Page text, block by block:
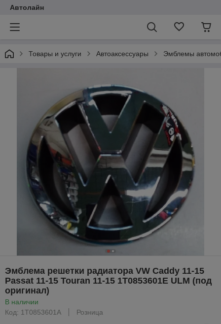
Автолайн
Товары и услуги Автоаксессуары Эмблемы
Эмблема решетки радиатора VW Caddy 11-15
Passat 11-15 Touran 11-15 1T0853601E ULM (под
оригинал)
В наличии
Код: 1T0853601A
Розница